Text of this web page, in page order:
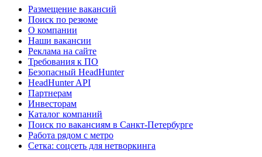
Размещение вакансий
Поиск по резюме
О компании
Наши вакансии
Реклама на сайте
Требования к ПО
Безопасный HeadHunter
HeadHunter API
Партнерам
Инвесторам
Каталог компаний
Поиск по вакансиям в Санкт-Петербурге
Работа рядом с метро
Сетка: соцсеть для нетворкинга